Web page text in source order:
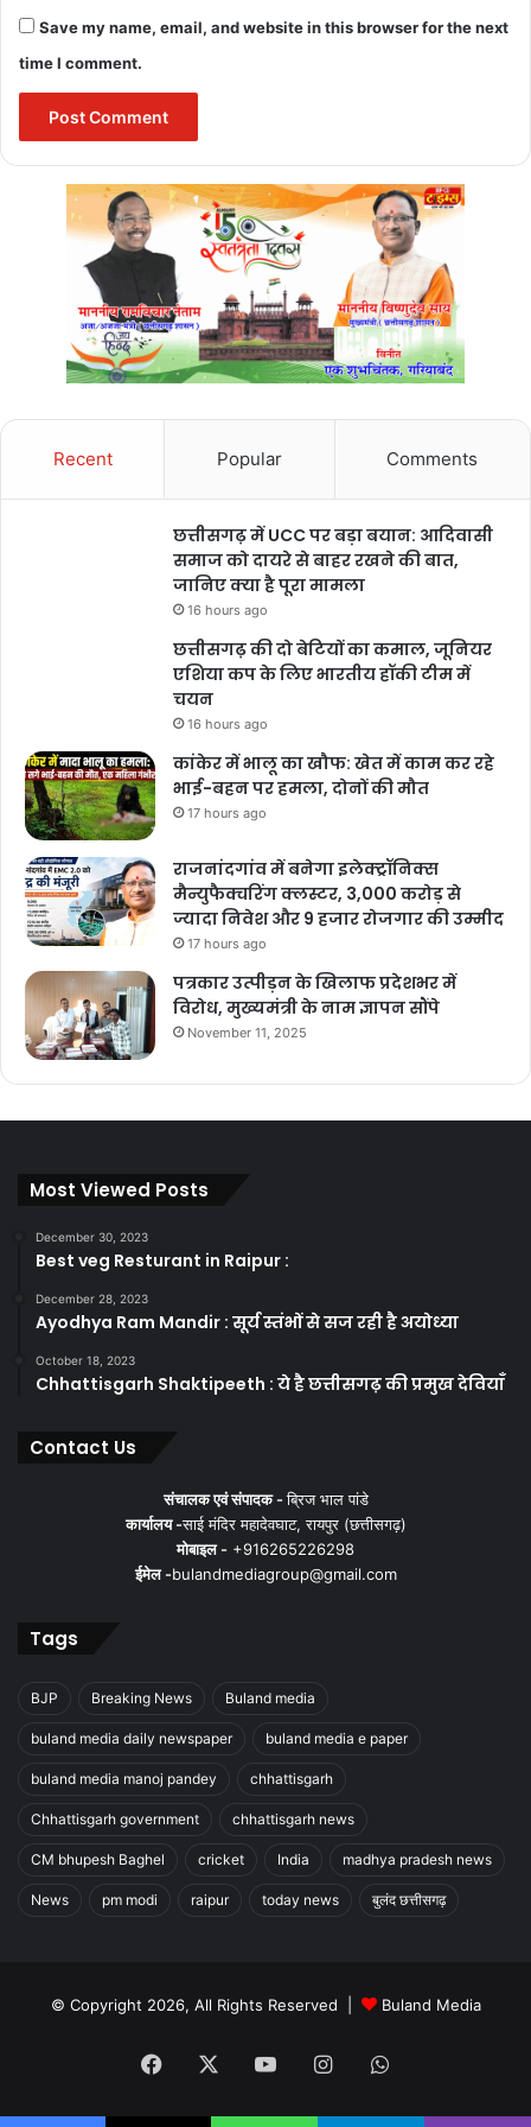
Save my name, email, and website in this browser for the next
time I comment.
Recent Popular Comments
छत्तीसगढ़ में UCC पर बड़ा बयान: आदिवासी
समाज को दायरे से बाहर रखने की बात,
जानिए क्या है पूरा मामला
16 hours ago
छत्तीसगढ़ की दो बेटियों का कमाल, जूनियर
एशिया कप के लिए भारतीय हॉकी टीम में
चयन
16 hours ago
कांकेर में भालू का खौफ: खेत में काम कर रहे
भाई-बहन पर हमला, दोनों की मौत
17 hours ago
राजनांदगांव में बनेगा इलेक्ट्रॉनिक्स
मैन्युफैक्चरिंग क्लस्टर, 3,000 करोड़ से
ज्यादा निवेश और 9 हजार रोजगार की उम्मीद
17 hours ago
पत्रकार उत्पीड़न के खिलाफ प्रदेशभर में
विरोध, मुख्यमंत्री के नाम ज्ञापन सौंपे
November 11, 2025
Most Viewed Posts
December 30, 2023
Best veg Resturant in Raipur :
December 28, 2023
Ayodhya Ram Mandir : सूर्य स्तंभों से सज रही है अयोध्या
October 18, 2023
Chhattisgarh Shaktipeeth : ये है छत्तीसगढ़ की प्रमुख देवियाँ
Contact Us
संचालक एवं संपादक -ब्रिज भाल पांडे
कार्यालय -साई मंदिर महादेवघाट, रायपुर (छत्तीसगढ़)
मोबाइल - +916265226298
ईमेल -bulandmediagroup@gmail.com
Tags
BJP Breaking News Buland media
buland media daily newspaper buland media e paper
buland media manoj pandey chhattisgarh
Chhattisgarh government chhattisgarh news
CM bhupesh Baghel cricket India madhya pradesh news
News pm modi raipur today news बुलंद छत्तीसगढ़
© Copyright 2026, All Rights Reserved | Buland Media
Facebook YouTubeInstagramWhatsApp